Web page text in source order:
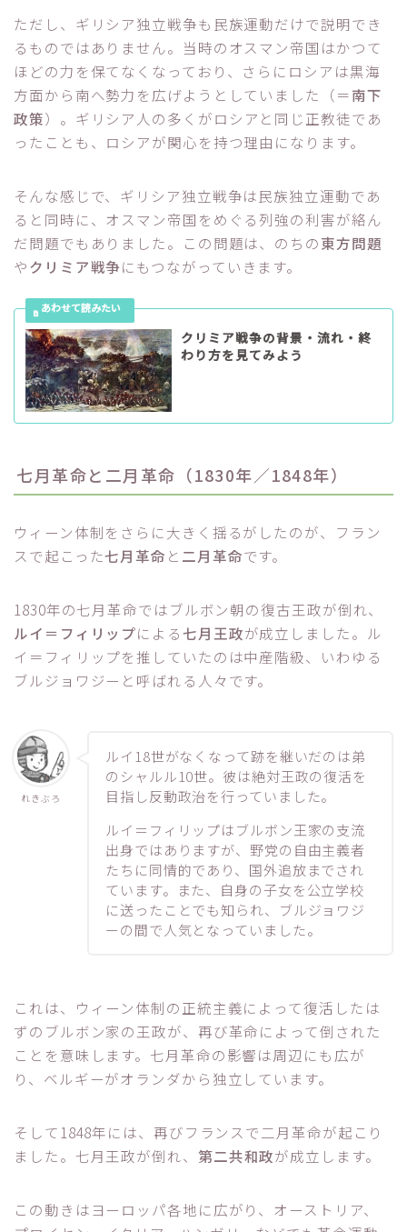
ただし、ギリシア独立戦争も民族運動だけで説明でき
るものではありません。当時のオスマン帝国はかつて
ほどの力を保てなくなっており、さらにロシアは黒海
方面から南へ勢力を広げようとしていました（＝南下
政策）。ギリシア人の多くがロシアと同じ正教徒であ
ったことも、ロシアが関心を持つ理由になります。
そんな感じで、ギリシア独立戦争は民族独立運動であ
ると同時に、オスマン帝国をめぐる列強の利害が絡ん
だ問題でもありました。この問題は、のちの東方問題
やクリミア戦争にもつながっていきます。
クリミア戦争の背景・流れ・終
わり方を見てみよう
七月革命と二月革命（1830年／1848年）
ウィーン体制をさらに大きく揺るがしたのが、フラン
スで起こった七月革命 と 二月革命です。
1830年の七月革命ではブルボン朝の復古王政が倒れ、
ルイ＝フィリップによる七月王政が成立しました。ル
イ＝フィリップを推していたのは中産階級、いわゆる
ブルジョワジーと呼ばれる人々です。
れきぶろ
ルイ18世がなくなって跡を継いだのは弟
のシャルル10世。彼は絶対王政の復活を
目指し反動政治を行っていました。
ルイ＝フィリップはブルボン王家の支流
出身ではありますが、野党の自由主義者
たちに同情的であり、国外追放までされ
ています。また、自身の子女を公立学校
に送ったことでも知られ、ブルジョワジ
ーの間で人気となっていました。
これは、ウィーン体制の正統主義によって復活したは
ずのブルボン家の王政が、再び革命によって倒された
ことを意味します。七月革命の影響は周辺にも広が
り、ベルギーがオランダから独立しています。
そして1848年には、再びフランスで二月革命が起こり
ました。七月王政が倒れ、 第二共和政が成立します。
この動きはヨーロッパ各地に広がり、オーストリア、